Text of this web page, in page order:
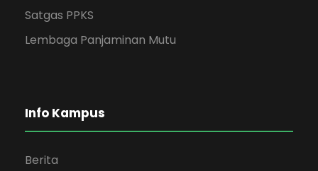
Satgas PPKS
Lembaga Panjaminan Mutu
Info Kampus
Berita